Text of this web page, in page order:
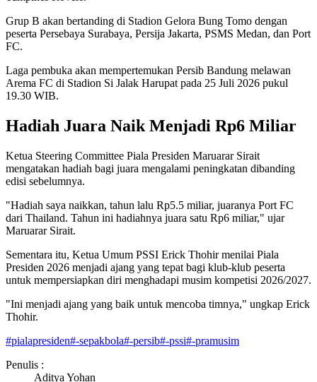
Grup B akan bertanding di Stadion Gelora Bung Tomo dengan
peserta Persebaya Surabaya, Persija Jakarta, PSMS Medan, dan Port
FC.
Laga pembuka akan mempertemukan Persib Bandung melawan
Arema FC di Stadion Si Jalak Harupat pada 25 Juli 2026 pukul
19.30 WIB.
Hadiah Juara Naik Menjadi Rp6 Miliar
Ketua Steering Committee Piala Presiden Maruarar Sirait
mengatakan hadiah bagi juara mengalami peningkatan dibanding
edisi sebelumnya.
"Hadiah saya naikkan, tahun lalu Rp5.5 miliar, juaranya Port FC
dari Thailand. Tahun ini hadiahnya juara satu Rp6 miliar," ujar
Maruarar Sirait.
Sementara itu, Ketua Umum PSSI Erick Thohir menilai Piala
Presiden 2026 menjadi ajang yang tepat bagi klub-klub peserta
untuk mempersiapkan diri menghadapi musim kompetisi 2026/2027.
"Ini menjadi ajang yang baik untuk mencoba timnya," ungkap Erick
Thohir.
#pialapresiden#-sepakbola#-persib#-pssi#-pramusim
Penulis :
Aditya Yohan